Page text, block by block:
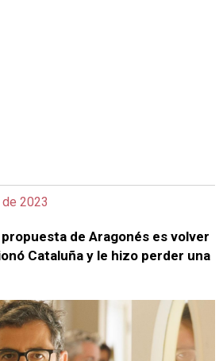
2023
de Aragonés es volver
Cataluña y le hizo perder una